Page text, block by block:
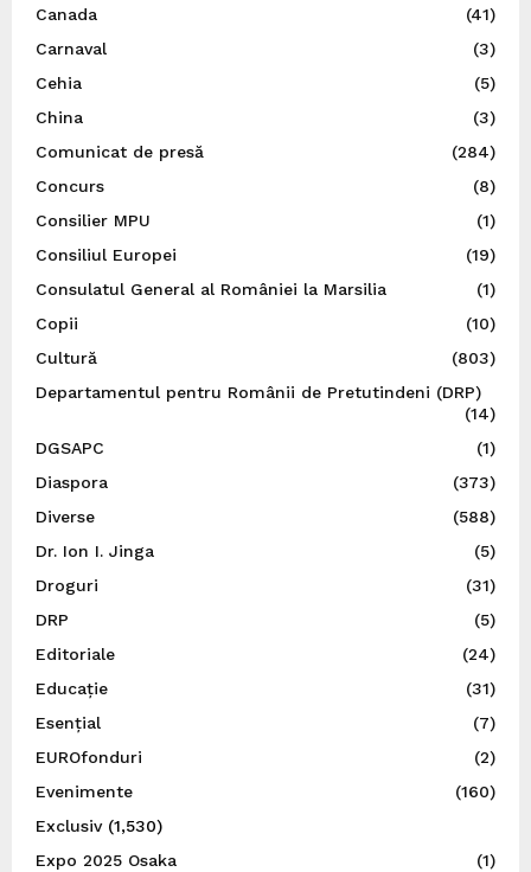
Canada
(41)
Carnaval
(3)
Cehia
(5)
China
(3)
Comunicat de presă
(284)
Concurs
(8)
Consilier MPU
(1)
Consiliul Europei
(19)
Consulatul General al României la Marsilia
(1)
Copii
(10)
Cultură
(803)
Departamentul pentru Românii de Pretutindeni (DRP)
(14)
DGSAPC
(1)
Diaspora
(373)
Diverse
(588)
Dr. Ion I. Jinga
(5)
Droguri
(31)
DRP
(5)
Editoriale
(24)
Educație
(31)
Esențial
(7)
EUROfonduri
(2)
Evenimente
(160)
Exclusiv(1,530)
Expo 2025 Osaka
(1)